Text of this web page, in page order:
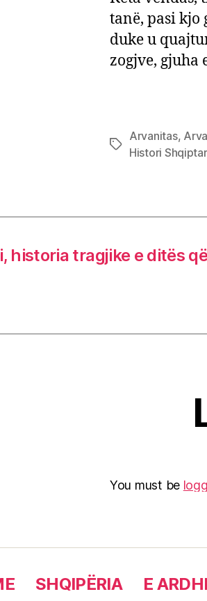
tanë, pasi kjo
duke u
zogjve, gjuha
Tags
Arvanitas,
Histori
historia tragjike e ditës
You must be
SHQIPËRIA E